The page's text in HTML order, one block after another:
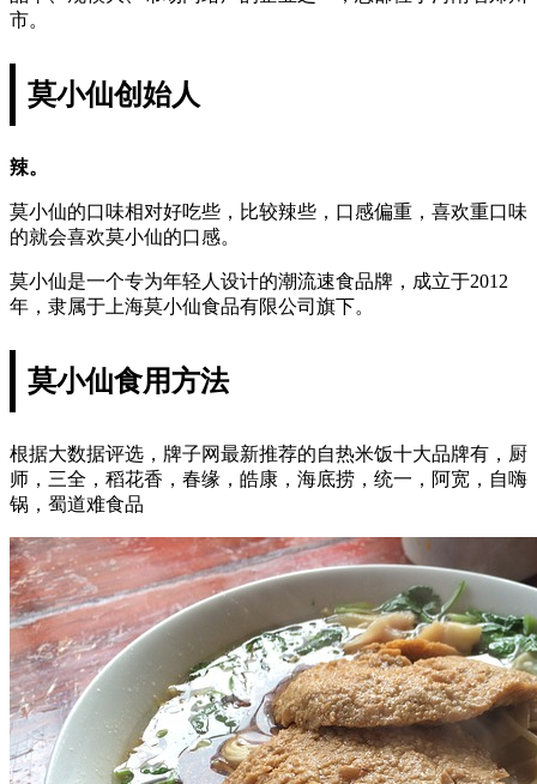
市。
莫小仙创始人
辣。
莫小仙的口味相对好吃些，比较辣些，口感偏重，喜欢重口味
的就会喜欢莫小仙的口感。
莫小仙是一个专为年轻人设计的潮流速食品牌，成立于2012
年，隶属于上海莫小仙食品有限公司旗下。
莫小仙食用方法
根据大数据评选，牌子网最新推荐的自热米饭十大品牌有，厨
师，三全，稻花香，春缘，皓康，海底捞，统一，阿宽，自嗨
锅，蜀道难食品